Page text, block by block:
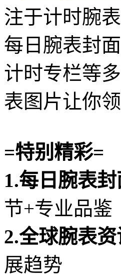
注于计时腕
每日腕表封
计时专栏等
表图片让你
=特别精彩=
1.每日腕表封
节+专业品鉴
2.全球腕表资
展趋势